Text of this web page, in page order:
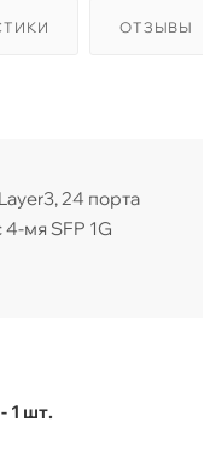
ОТЗЫВЫ
24 порта
мя SFP 1G
1 шт.